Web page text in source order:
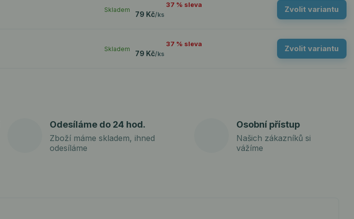
37 % sleva
79 Kč/ks
Skladem Zvolit variantu
37 % sleva
79 Kč/ks
Skladem Zvolit variantu
Odesíláme do 24 hod.
Zboží máme skladem, ihned
odesíláme
Osobní přístup
Našich zákazníků si
vážíme